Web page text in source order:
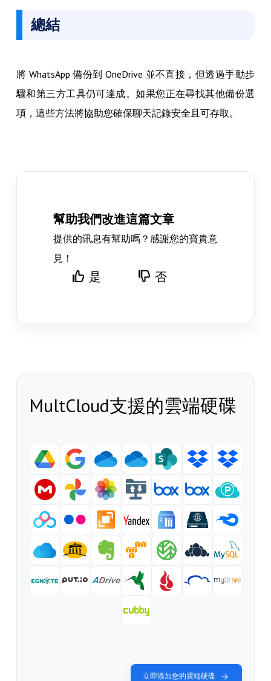
總結
將 WhatsApp 備份到 OneDrive 並不直接，但透過手動步
驟和第三方工具仍可達成。如果您正在尋找其他備份選
項，這些方法將協助您確保聊天記錄安全且可存取。
幫助我們改進這篇文章
提供的讯息有幫助嗎？感謝您的寶貴意
見！
是 否
MultCloud支援的雲端硬碟
立即添加您的雲端硬碟